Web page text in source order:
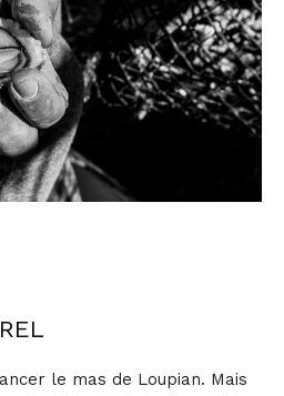
le mas de Loupian. Mais